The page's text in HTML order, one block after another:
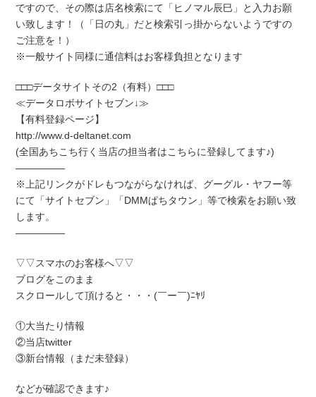
ですので、その際は店名検索にて「ヒノマル辰巳」と入力お願
い致します！（「日の丸」だと検索引っ掛からないようですの
ご注意を！）
※一般サイト同様に通信料はお客様負担となります
□□□データサイトその2（有料）□□□
≪データロボサイトセブン↓≫
【有料登録ページ】
http://www.d-deltanet.com
(全国あちこち行く当店の担当者はこちらに登録してます♪)
―――――
※上記リンクがドレもつながらなければ、グーグル・ヤフー等
にて「サイトセブン」「DMMぱちタウン」等で検索をお願い致
します。
―――――
▽▽スマホのお客様へ▽▽
ブログをこのまま
スクロールして頂けると・・・(￣ー￣)ﾆﾔﾘ
①大当たり情報
②当店twitter
③新台情報（まだ未登録）
などが確認できます♪